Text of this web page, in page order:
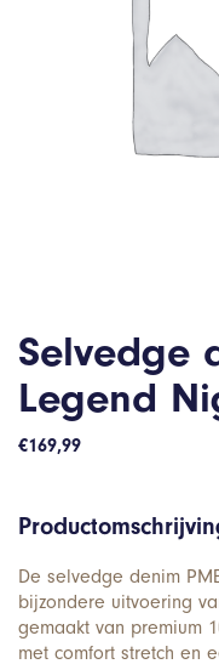
Selvedge
Legend
€169,99
De selvedge denim
bijzondere uitvoering
gemaakt van premium
met comfort stretch en